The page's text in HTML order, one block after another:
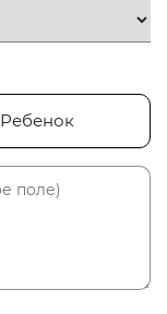
Ребенок